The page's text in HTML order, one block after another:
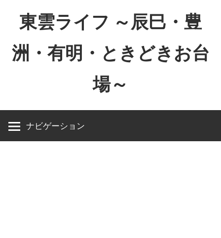
東雲ライフ ～辰巳・豊
洲・有明・ときどきお台
場～
ラ
ナビゲーション